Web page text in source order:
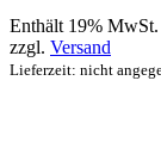
Enthält 19% MwSt.
zzgl. Versand
Lieferzeit: nicht